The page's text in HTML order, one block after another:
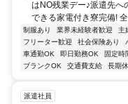
はNO残業デー♪派遣先へ
できる家電付き寮完備!
制服あり 業界未経験者歓迎 主
フリーター歓迎
社会保険あり
車通勤OK
即日勤務OK 固定時
ブランクOK
交通費支給 長期
派遣社員